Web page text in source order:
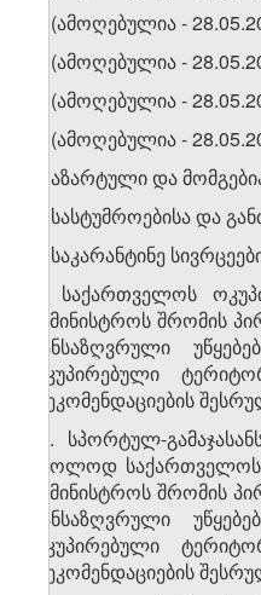
2. (ამოღებულია -
3. (ამოღებულია -
4. (ამოღებულია -
5. (ამოღებულია -
6. აზარტული და
7. სასტუმროებისა და
ა) საკარანტინე
ბ) საქართველოს
სამინისტროს შრომის
განსაზღვრული
ოკუპირებული
რეკომენდაციების
. სპორტულ-
მხოლოდ
სამინისტროს შრომის
განსაზღვრული
ოკუპირებული
რეკომენდაციების